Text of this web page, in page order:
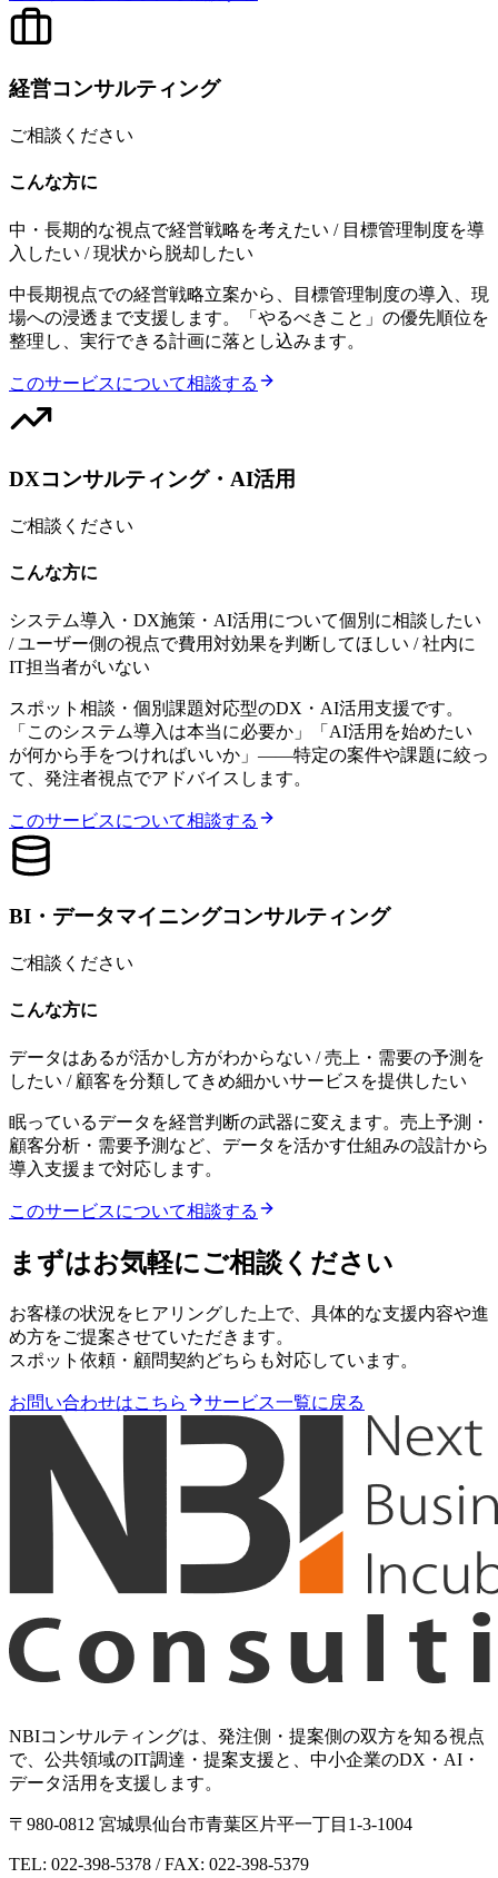
経営コンサルティング
ご相談ください
こんな方に
中・長期的な視点で経営戦略を考えたい / 目標管理制度を導
入したい / 現状から脱却したい
中長期視点での経営戦略立案から、目標管理制度の導入、現
場への浸透まで支援します。「やるべきこと」の優先順位を
整理し、実行できる計画に落とし込みます。
このサービスについて相談する
DXコンサルティング・AI活用
ご相談ください
こんな方に
システム導入・DX施策・AI活用について個別に相談したい
/ ユーザー側の視点で費用対効果を判断してほしい / 社内に
IT担当者がいない
スポット相談・個別課題対応型のDX・AI活用支援です。
「このシステム導入は本当に必要か」「AI活用を始めたい
が何から手をつければいいか」——特定の案件や課題に絞っ
て、発注者視点でアドバイスします。
このサービスについて相談する
BI・データマイニングコンサルティング
ご相談ください
こんな方に
データはあるが活かし方がわからない / 売上・需要の予測を
したい / 顧客を分類してきめ細かいサービスを提供したい
眠っているデータを経営判断の武器に変えます。売上予測・
顧客分析・需要予測など、データを活かす仕組みの設計から
導入支援まで対応します。
このサービスについて相談する
まずはお気軽にご相談ください
お客様の状況をヒアリングした上で、具体的な支援内容や進
め方をご提案させていただきます。
スポット依頼・顧問契約どちらも対応しています。
お問い合わせはこちら サービス一覧に戻る
NBIコンサルティングは、発注側・提案側の双方を知る視点
で、公共領域のIT調達・提案支援と、中小企業のDX・AI・
データ活用を支援します。
〒980-0812 宮城県仙台市青葉区片平一丁目1-3-1004
TEL: 022-398-5378 / FAX: 022-398-5379